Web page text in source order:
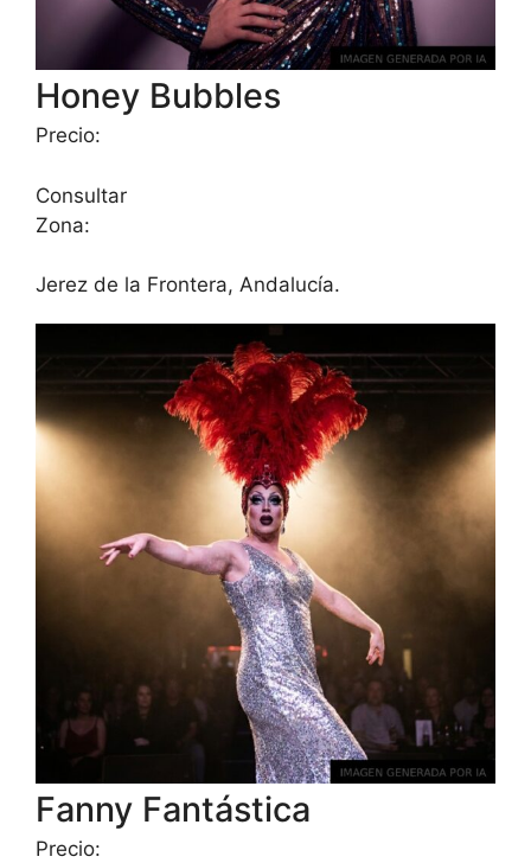
Honey Bubbles
Precio:
Consultar
Zona:
Jerez de la Frontera, Andalucía.
Fanny Fantástica
Precio: